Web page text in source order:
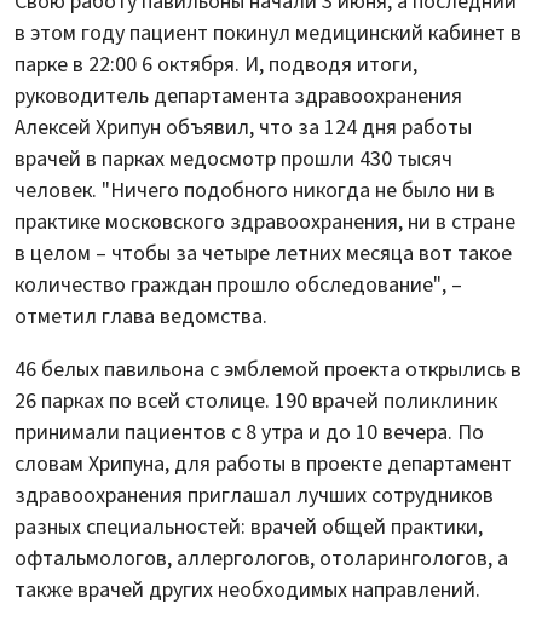
в этом году пациент покинул медицинский кабинет в
парке в 22:00 6 октября. И, подводя итоги,
руководитель департамента здравоохранения
Алексей Хрипун объявил, что за 124 дня работы
врачей в парках медосмотр прошли 430 тысяч
человек. "Ничего подобного никогда не было ни в
практике московского здравоохранения, ни в стране
в целом – чтобы за четыре летних месяца вот такое
количество граждан прошло обследование", –
отметил глава ведомства.
46 белых павильона с эмблемой проекта открылись в
26 парках по всей столице. 190 врачей поликлиник
принимали пациентов с 8 утра и до 10 вечера. По
словам Хрипуна, для работы в проекте департамент
здравоохранения приглашал лучших сотрудников
разных специальностей: врачей общей практики,
офтальмологов, аллергологов, отоларингологов, а
также врачей других необходимых направлений.